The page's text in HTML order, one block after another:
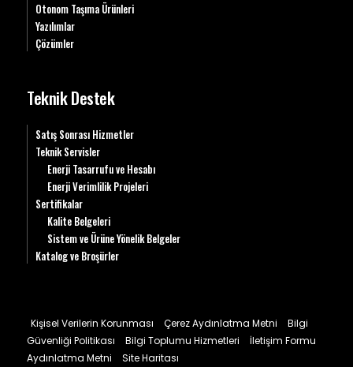
Otonom Taşıma Ürünleri
Yazılımlar
Çözümler
Teknik Destek
Satış Sonrası Hizmetler
Teknik Servisler
Enerji Tasarrufu ve Hesabı
Enerji Verimlilik Projeleri
Sertifikalar
Kalite Belgeleri
Sistem ve Ürüne Yönelik Belgeler
Katalog ve Broşürler
Kişisel Verilerin Korunması Çerez Aydınlatma Metni
Bilgi
Güvenliği Politikası
Bilgi Toplumu Hizmetleri
İletişim Formu
Aydınlatma Metni
Site Haritası